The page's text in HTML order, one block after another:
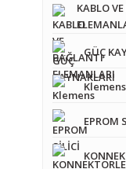
KABLO
GÜÇ
Klemens
EPROM